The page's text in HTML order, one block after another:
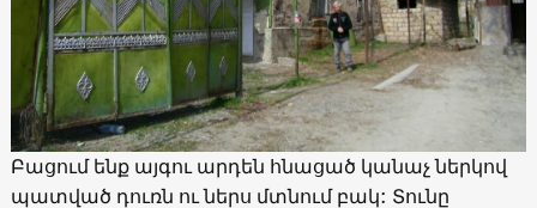
Բացում ենք այգու արդեն հնացած կանաչ ներկով
պատված դուռն ու ներս մտնում բակ: Տունը